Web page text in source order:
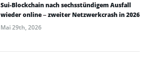
Sui-Blockchain nach sechsstündigem Ausfall
wieder online – zweiter Netzwerkcrash in 2026
Mai 29th, 2026